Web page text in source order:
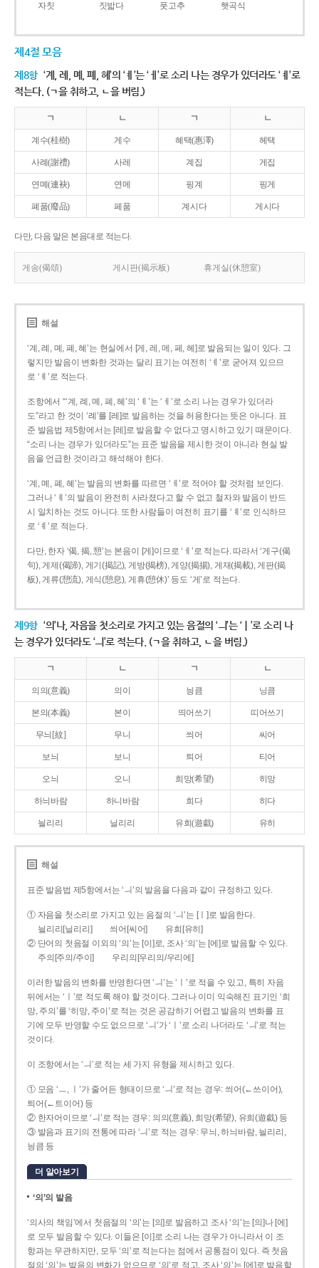
자칫
짓밟다 풋고추 햇곡식
제4절 모음
제8항 ‘계, 례, 몌, 폐, 혜’의 ‘ㅖ’는 ‘ㅔ’로 소리 나는 경우가 있더라도 ‘ㅖ’로
적는다. (ㄱ을 취하고, ㄴ을 버림.)
ㄱ ㄴ ㄱ ㄴ
계수(桂樹) 게수 혜택(惠澤) 헤택
사례(謝禮) 사레 계집 게집
연몌(連袂) 연메 핑계 핑게
폐품(廢品) 페품 계시다 게시다
다만, 다음 말은 본음대로 적는다.
게송(偈頌) 게시판(揭示板) 휴게실(休憩室)
해설
‘계, 례, 몌, 폐, 혜’는 현실에서 [게, 레, 메, 페, 헤]로 발음되는 일이 있다. 그
렇지만 발음이 변화한 것과는 달리 표기는 여전히 ‘ㅖ’로 굳어져 있으므
로 ‘ㅖ’로 적는다.
조항에서 “‘계, 례, 몌, 폐, 혜’의 ‘ㅖ’는 ‘ㅔ’로 소리 나는 경우가 있더라
도”라고 한 것이 ‘례’를 [레]로 발음하는 것을 허용한다는 뜻은 아니다. 표
준 발음법 제5항에서는 [레]로 발음할 수 없다고 명시하고 있기 때문이다.
“소리 나는 경우가 있더라도”는 표준 발음을 제시한 것이 아니라 현실 발
음을 언급한 것이라고 해석해야 한다.
‘계, 몌, 폐, 혜’는 발음의 변화를 따르면 ‘ㅔ’로 적어야 할 것처럼 보인다.
그러나 ‘ㅖ’의 발음이 완전히 사라졌다고 할 수 없고 철자와 발음이 반드
시 일치하는 것도 아니다. 또한 사람들이 여전히 표기를 ‘ㅖ’로 인식하므
로 ‘ㅖ’로 적는다.
다만, 한자 ‘偈, 揭, 憩’는 본음이 [게]이므로 ‘ㅔ’로 적는다. 따라서 ‘게구(偈
句), 게제(偈諦), 게기(揭記), 게방(揭榜), 게양(揭揚), 게재(揭載), 게판(揭
板), 게류(憩流), 게식(憩息), 게휴(憩休)’ 등도 ‘게’로 적는다.
제9항 ‘의’나, 자음을 첫소리로 가지고 있는 음절의 ‘ㅢ’는 ‘ㅣ’로 소리 나
는 경우가 있더라도 ‘ㅢ’로 적는다. (ㄱ을 취하고, ㄴ을 버림.)
ㄱ ㄴ ㄱ ㄴ
의의(意義) 의이 닁큼 닝큼
본의(本義) 본이 띄어쓰기 띠어쓰기
무늬[紋] 무니 씌어 씨어
보늬 보니 틔어 티어
오늬 오니 희망(希望) 히망
하늬바람 하니바람 희다 히다
늴리리 닐리리 유희(遊戱) 유히
해설
표준 발음법 제5항에서는 ‘ㅢ’의 발음을 다음과 같이 규정하고 있다.
① 자음을 첫소리로 가지고 있는 음절의 ‘ㅢ’는 [ㅣ]로 발음한다.
늴리리[닐리리]
씌어[씨어]
유희[유히]
② 단어의 첫음절 이외의 ‘의’는 [이]로, 조사 ‘의’는 [에]로 발음할 수 있다.
주의[주의/주이]
우리의[우리의/우리에]
이러한 발음의 변화를 반영한다면 ‘ㅢ’는 ‘ㅣ’로 적을 수 있고, 특히 자음
뒤에서는 ‘ㅣ’로 적도록 해야 할 것이다. 그러나 이미 익숙해진 표기인 ‘희
망, 주의’를 ‘히망, 주이’로 적는 것은 공감하기 어렵고 발음의 변화를 표
기에 모두 반영할 수도 없으므로 ‘ㅢ’가 ‘ㅣ’로 소리 나더라도 ‘ㅢ’로 적는
것이다.
이 조항에서는 ‘ㅢ’로 적는 세 가지 유형을 제시하고 있다.
① 모음 ‘ㅡ, ㅣ’가 줄어든 형태이므로 ‘ㅢ’로 적는 경우: 씌어(←쓰이어),
틔어(←트이어) 등
② 한자어이므로 ‘ㅢ’로 적는 경우: 의의(意義), 희망(希望), 유희(遊戱) 등
③ 발음과 표기의 전통에 따라 ‘ㅢ’로 적는 경우: 무늬, 하늬바람, 늴리리,
닁큼 등
더 알아보기
‘의’의 발음
‘의사의 책임’에서 첫음절의 ‘의’는 [의]로 발음하고 조사 ‘의’는 [의]나 [에]
로 모두 발음할 수 있다. 이들은 [이]로 소리 나는 경우가 아니라서 이 조
항과는 무관하지만, 모두 ‘의’로 적는다는 점에서 공통점이 있다. 즉 첫음
절의 ‘의’는 발음의 변화가 없으므로 ‘의’로 적고, 조사 ‘의’는 [에]로 발음할